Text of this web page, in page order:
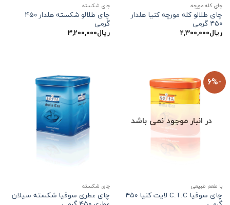
چای کله مورچه
چای طلالو کله مورچه کنیا هلدار
۴۵۰ گرمی
ریال۲,۳۰۰,۰۰۰
چای شکسته
چای طلالو شکسته هلدار ۴۵۰
گرمی
ریال۳,۲۰۰,۰۰۰
-6%
در انبار موجود نمی باشد
با طعم طبیعی
چای سوفیا C.T.C لایت کنیا ۴۵۰
چای شکسته
چای عطری سوفیا شکسته سیلان